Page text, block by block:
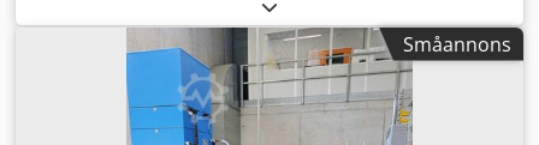
Småannons